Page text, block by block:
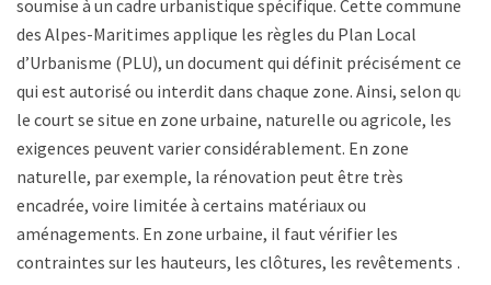
soumise à un cadre urbanistique spécifique. Cette commune
des Alpes-Maritimes applique les règles du Plan Local
d’Urbanisme (PLU), un document qui définit précisément ce
qui est autorisé ou interdit dans chaque zone. Ainsi, selon que
le court se situe en zone urbaine, naturelle ou agricole, les
exigences peuvent varier considérablement. En zone
naturelle, par exemple, la rénovation peut être très
encadrée, voire limitée à certains matériaux ou
aménagements. En zone urbaine, il faut vérifier les
contraintes sur les hauteurs, les clôtures, les revêtements …